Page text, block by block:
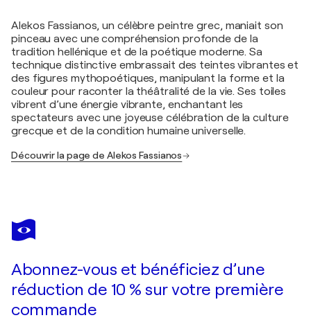
Alekos Fassianos, un célèbre peintre grec, maniait son
pinceau avec une compréhension profonde de la
tradition hellénique et de la poétique moderne. Sa
technique distinctive embrassait des teintes vibrantes et
des figures mythopoétiques, manipulant la forme et la
couleur pour raconter la théâtralité de la vie. Ses toiles
vibrent d’une énergie vibrante, enchantant les
spectateurs avec une joyeuse célébration de la culture
grecque et de la condition humaine universelle.
Découvrir la page de Alekos Fassianos
Abonnez-vous et bénéficiez d’une
réduction de 10 % sur votre première
commande